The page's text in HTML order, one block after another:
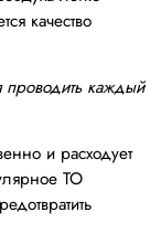
качество
проводить каждый
и расходует
ТО